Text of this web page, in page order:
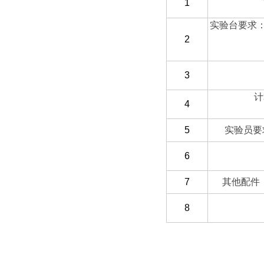
1
2
实验台要求
3
4
5 实验员
6
7 其他配件
8